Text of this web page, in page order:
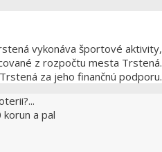
vykonáva športové aktivity,
z rozpočtu mesta Trstená.
za jeho finančnú podporu.
a pal